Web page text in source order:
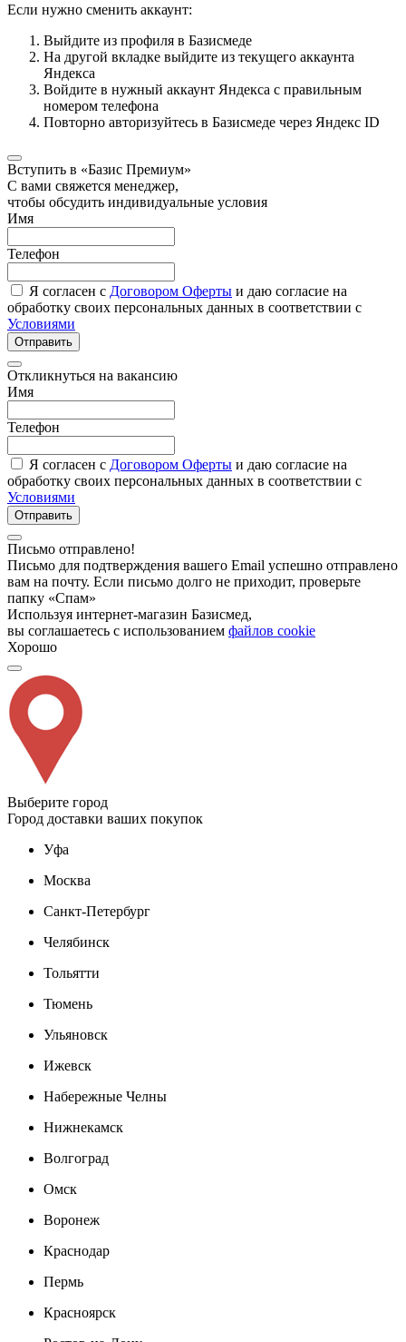
Если нужно сменить аккаунт:
Выйдите из профиля в Базисмеде
На другой вкладке выйдите из текущего аккаунта
Яндекса
Войдите в нужный аккаунт Яндекса с правильным
номером телефона
Повторно авторизуйтесь в Базисмеде через Яндекс ID
Вступить в «Базис Премиум»
С вами свяжется менеджер,
чтобы обсудить индивидуальные условия
Имя
Телефон
Я согласен с Договором Оферты и даю согласие на
обработку своих персональных данных в соответствии с
Условиями
Отправить
Откликнуться на вакансию
Имя
Телефон
Я согласен с Договором Оферты и даю согласие на
обработку своих персональных данных в соответствии с
Условиями
Отправить
Письмо отправлено!
Письмо для подтверждения вашего Email успешно отправлено
вам на почту. Если письмо долго не приходит, проверьте
папку «Спам»
Используя интернет-магазин Базисмед,
вы соглашаетесь с использованием файлов cookie
Хорошо
Выберите город
Город доставки ваших покупок
Уфа
Москва
Санкт-Петербург
Челябинск
Тольятти
Тюмень
Ульяновск
Ижевск
Набережные Челны
Нижнекамск
Волгоград
Омск
Воронеж
Краснодар
Пермь
Красноярск